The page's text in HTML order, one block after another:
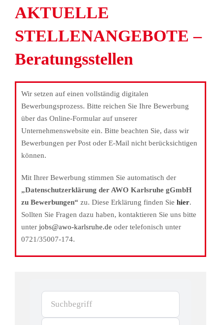
AKTUELLE
STELLENANGEBOTE –
Beratungsstellen
Wir setzen auf einen vollständig digitalen
Bewerbungsprozess. Bitte reichen Sie Ihre Bewerbung
über das Online-Formular auf unserer
Unternehmenswebsite ein. Bitte beachten Sie, dass wir
Bewerbungen per Post oder E-Mail nicht berücksichtigen
können.
Mit Ihrer Bewerbung stimmen Sie automatisch der
„Datenschutzerklärung der AWO Karlsruhe gGmbH
zu Bewerbungen“ zu. Diese Erklärung finden Sie hier.
Sollten Sie Fragen dazu haben, kontaktieren Sie uns bitte
unter jobs@awo-karlsruhe.de oder telefonisch unter
0721/35007-174.